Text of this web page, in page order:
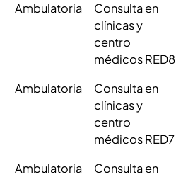
Ambulatoria
Consulta en
clínicas y
centro
médicos RED8
Ambulatoria
Consulta en
clínicas y
centro
médicos RED7
Ambulatoria
Consulta en